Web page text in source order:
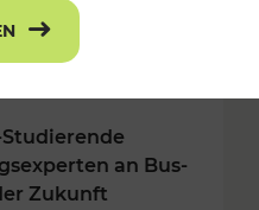
an Bus-
Zukunft